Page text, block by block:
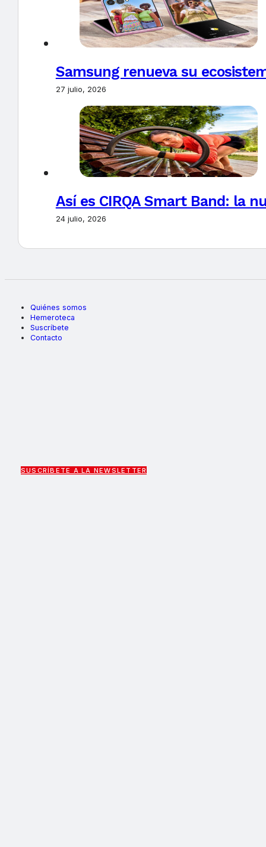
Samsung renueva su
27 julio, 2026
Así es CIRQA Smart Band: la
24 julio, 2026
Quiénes somos
Hemeroteca
Suscríbete
Contacto
SUSCRÍBETE A LA NEWSLETTER